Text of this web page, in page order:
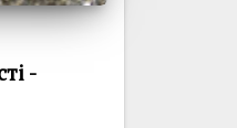
-